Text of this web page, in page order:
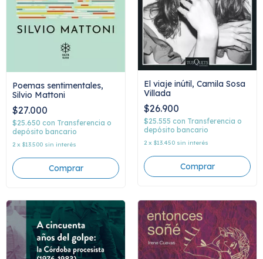
Poemas sentimentales,
Silvio Mattoni
$27.000
$25.650 con Transferencia o
depósito bancario
2 x $13.500 sin interés
El viaje inútil, Camila Sosa
Villada
$26.900
$25.555 con Transferencia o
depósito bancario
2 x $13.450 sin interés